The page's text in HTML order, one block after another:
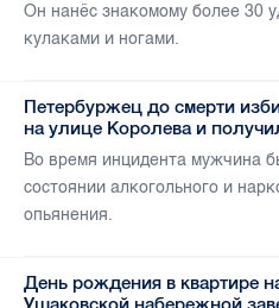
Он нанёс знакомому более 30
кулаками и ногами.
Петербуржец до смерти
на улице Королева и
Во время инцидента мужчина
состоянии алкогольного и
опьянения.
День рождения в квартире